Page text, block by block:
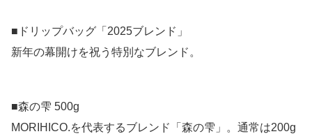
■ドリップバッグ「2025ブレンド」
新年の幕開けを祝う特別なブレンド。
■森の雫 500g
MORIHICO.を代表するブレンド「森の雫」。通常は200g